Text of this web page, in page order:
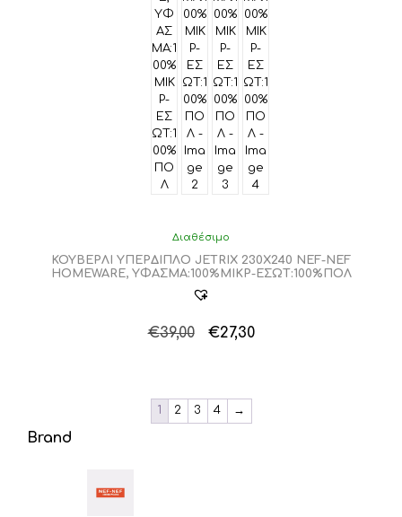
Διαθέσιμο
ΚΟΥΒΕΡΛΙ ΥΠΕΡΔΙΠΛΟ JETRIX 230X240 NEF-NEF
HOMEWARE, ΥΦΑΣΜΑ:100%ΜIΚΡ-ΕΣΩΤ:100%ΠΟΛ
€39,00
Original
€39,00.
€27,30Η
έχει
πολλαπλές
1 2 3 4 →
Brand